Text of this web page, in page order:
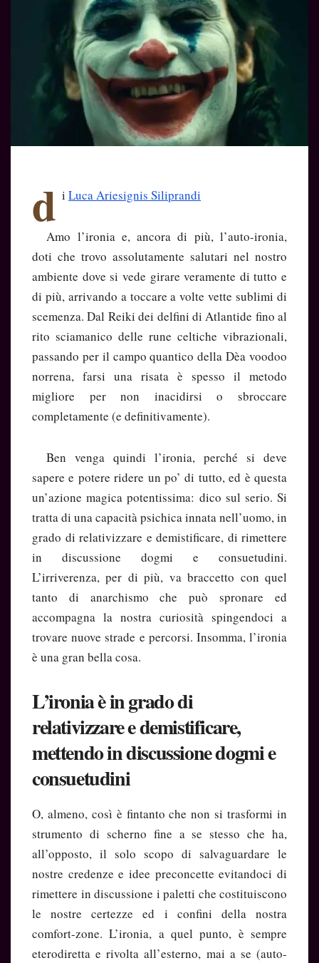
d i Luca Ariesignis Siliprandi
Amo l’ironia e, ancora di più, l’auto-ironia,
doti che trovo assolutamente salutari nel nostro
ambiente dove si vede girare veramente di tutto e
di più, arrivando a toccare a volte vette sublimi di
scemenza. Dal Reiki dei delfini di Atlantide fino al
rito sciamanico delle rune celtiche vibrazionali,
passando per il campo quantico della Dèa voodoo
norrena, farsi una risata è spesso il metodo
migliore per non inacidirsi o sbroccare
completamente (e definitivamente).
Ben venga quindi l’ironia, perché si deve
sapere e potere ridere un po’ di tutto, ed è questa
un’azione magica potentissima: dico sul serio. Si
tratta di una capacità psichica innata nell’uomo, in
grado di relativizzare e demistificare, di rimettere
in discussione dogmi e consuetudini.
L’irriverenza, per di più, va braccetto con quel
tanto di anarchismo che può spronare ed
accompagna la nostra curiosità spingendoci a
trovare nuove strade e percorsi. Insomma, l’ironia
è una gran bella cosa.
L’ironia è in grado di
relativizzare e demistificare,
mettendo in discussione dogmi e
consuetudini
O, almeno, così è fintanto che non si trasformi in
strumento di scherno fine a se stesso che ha,
all’opposto, il solo scopo di salvaguardare le
nostre credenze e idee preconcette evitandoci di
rimettere in discussione i paletti che costituiscono
le nostre certezze ed i confini della nostra
comfort-zone. L’ironia, a quel punto, è sempre
eterodiretta e rivolta all’esterno, mai a se (auto-